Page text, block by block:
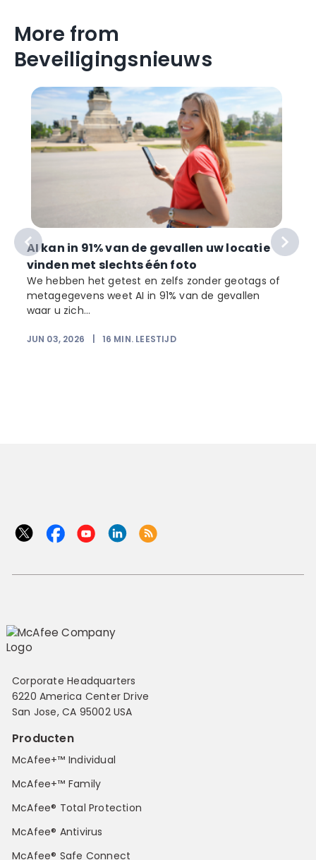
More from
Beveiligingsnieuws
AI kan in 91% van de gevallen uw locatie
vinden met slechts één foto
We hebben het getest en zelfs zonder geotags of
metagegevens weet AI in 91% van de gevallen
waar u zich...
JUN 03, 2026 16 MIN. LEESTIJD
Corporate Headquarters
6220 America Center Drive
San Jose, CA 95002 USA
Producten
McAfee+™ Individual
McAfee+™ Family
McAfee® Total Protection
McAfee® Antivirus
McAfee® Safe Connect